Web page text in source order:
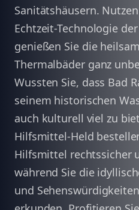
Sanitätshäusern.
Echtzeit-Technologie
genießen Sie die
Thermalbäder ganz
Wussten Sie, dass Bad
seinem historischen
auch kulturell viel zu
Hilfsmittel-Held
Hilfsmittel rechtssicher
während Sie die
und